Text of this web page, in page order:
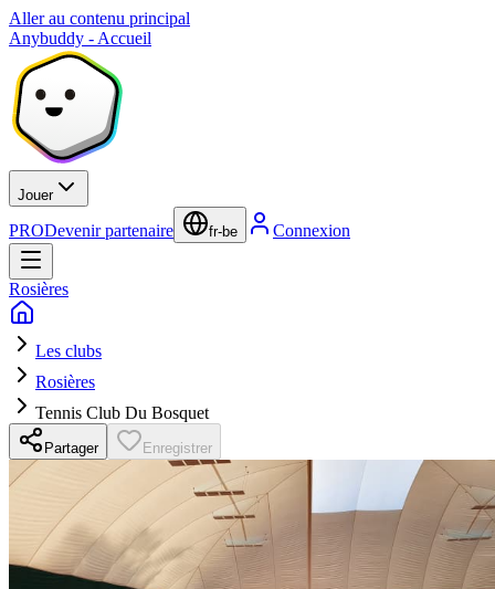
Aller au contenu principal
Anybuddy - Accueil
Jouer
PRODevenir partenaire fr-be Connexion
Rosières
Les clubs
Rosières
Tennis Club Du Bosquet
Partager Enregistrer